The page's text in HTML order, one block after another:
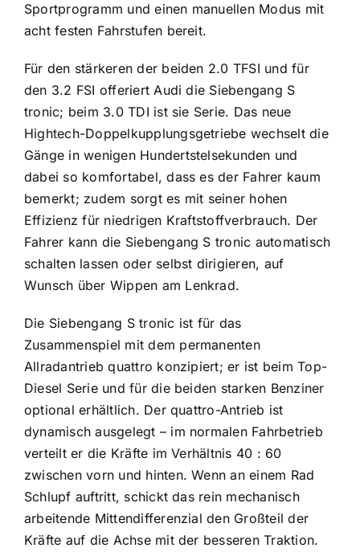
Sportprogramm und einen manuellen Modus mit
acht festen Fahrstufen bereit.
Für den stärkeren der beiden 2.0 TFSI und für
den 3.2 FSI offeriert Audi die Siebengang S
tronic; beim 3.0 TDI ist sie Serie. Das neue
Hightech-Doppel­kupplungsgetriebe wechselt die
Gänge in wenigen Hundertstelsekunden und
dabei so komfortabel, dass es der Fahrer kaum
bemerkt; zudem sorgt es mit seiner hohen
Effizienz für niedrigen Kraftstoffverbrauch. Der
Fahrer kann die Siebengang S tronic automatisch
schalten lassen oder selbst dirigieren, auf
Wunsch über Wippen am Lenkrad.
Die Siebengang S tronic ist für das
Zusammenspiel mit dem permanenten
Allradantrieb quattro konzipiert; er ist beim Top-
Diesel Serie und für die beiden starken Benziner
optional erhältlich. Der quattro-Antrieb ist
dynamisch ausgelegt – im normalen Fahrbetrieb
verteilt er die Kräfte im Verhältnis 40 : 60
zwischen vorn und hinten. Wenn an einem Rad
Schlupf auftritt, schickt das rein mechanisch
arbeitende Mittendifferenzial den Großteil der
Kräfte auf die Achse mit der besseren Traktion.